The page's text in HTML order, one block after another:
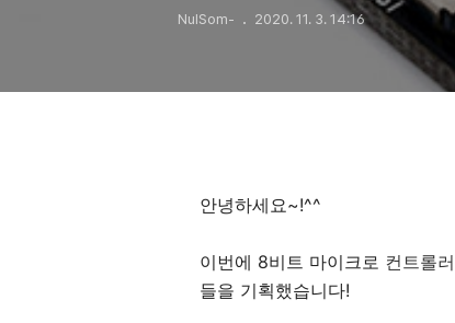
NulSom- 2020. 11. 3. 14:16
안녕하세요~!^^
이번에 8비트 마이크로 컨트롤러
들을 기획했습니다!